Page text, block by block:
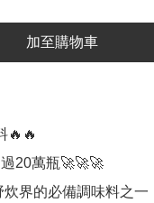
加至購物車
🔥🔥
20萬瓶🚀🚀🚀
界的必備調味料之一